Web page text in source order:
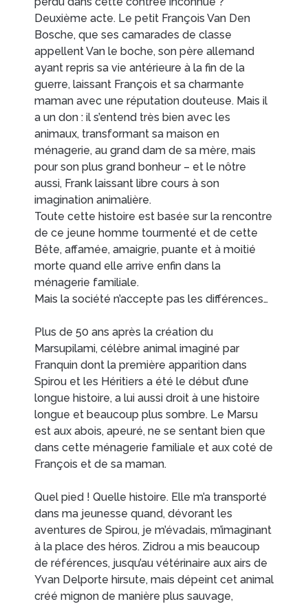
Deuxième acte. Le petit François Van Den
Bosche, que ses camarades de classe
appellent Van le boche, son père allemand
ayant repris sa vie antérieure à la fin de la
guerre, laissant François et sa charmante
maman avec une réputation douteuse. Mais il
a un don : il s’entend très bien avec les
animaux, transformant sa maison en
ménagerie, au grand dam de sa mère, mais
pour son plus grand bonheur – et le nôtre
aussi, Frank laissant libre cours à son
imagination animalière.
Toute cette histoire est basée sur la rencontre
de ce jeune homme tourmenté et de cette
Bête, affamée, amaigrie, puante et à moitié
morte quand elle arrive enfin dans la
ménagerie familiale.
Mais la société n’accepte pas les différences…
Plus de 50 ans après la création du
Marsupilami, célèbre animal imaginé par
Franquin dont la première apparition dans
Spirou et les Héritiers a été le début d’une
longue histoire, a lui aussi droit à une histoire
longue et beaucoup plus sombre. Le Marsu
est aux abois, apeuré, ne se sentant bien que
dans cette ménagerie familiale et aux coté de
François et de sa maman.
Quel pied ! Quelle histoire. Elle m’a transporté
dans ma jeunesse quand, dévorant les
aventures de Spirou, je m’évadais, m’imaginant
à la place des héros. Zidrou a mis beaucoup
de références, jusqu’au vétérinaire aux airs de
Yvan Delporte hirsute, mais dépeint cet animal
créé mignon de manière plus sauvage,